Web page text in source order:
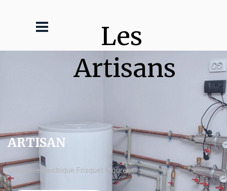
Les
Artisans
ARTISAN
chaudière électrique Frisquet Mourenx